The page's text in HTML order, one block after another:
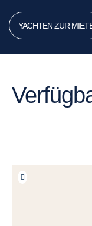
YACHTEN ZUR